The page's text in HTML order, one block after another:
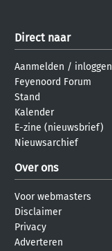
Direct naar
Aanmelden / inloggen
Feyenoord Forum
Stand
Kalender
E-zine (nieuwsbrief)
Nieuwsarchief
Over ons
Voor webmasters
Disclaimer
Privacy
Adverteren